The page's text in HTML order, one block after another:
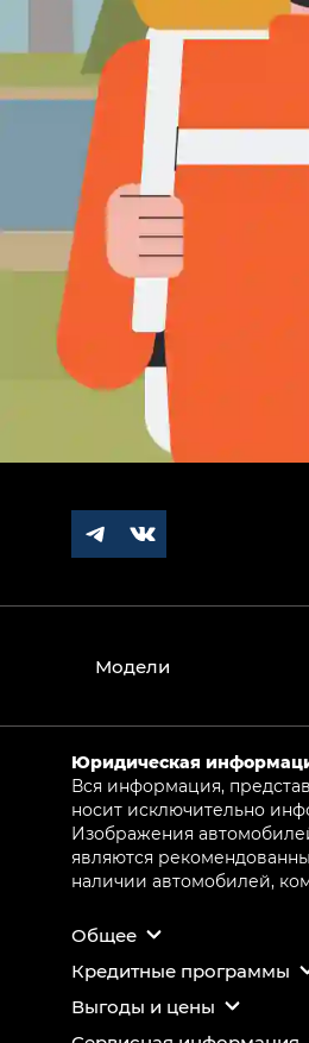
Модели
Юридическая
Вся информация,
носит исключительно
Изображения
являются
наличии автомобилей,
Общее
Кредитные программы
Выгоды и цены